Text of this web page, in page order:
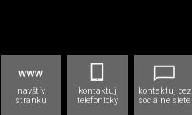
navštív
stránku
kontaktuj
telefonicky
kontaktuj cez
sociálne siete